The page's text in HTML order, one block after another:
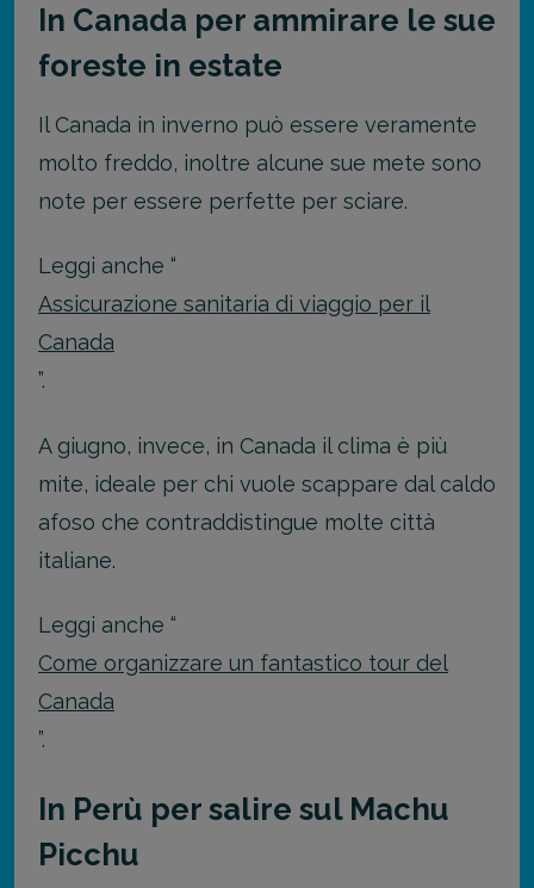
In Canada per ammirare le sue
foreste in estate
Il Canada in inverno può essere veramente
molto freddo, inoltre alcune sue mete sono
note per essere perfette per sciare.
Leggi anche “
Assicurazione sanitaria di viaggio per il
Canada
”.
A giugno, invece, in Canada il clima è più
mite, ideale per chi vuole scappare dal caldo
afoso che contraddistingue molte città
italiane.
Leggi anche “
Come organizzare un fantastico tour del
Canada
”.
In Perù per salire sul Machu
Picchu